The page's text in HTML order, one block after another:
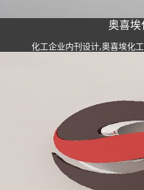
奥喜埃
化工企业内刊设计,奥喜埃化